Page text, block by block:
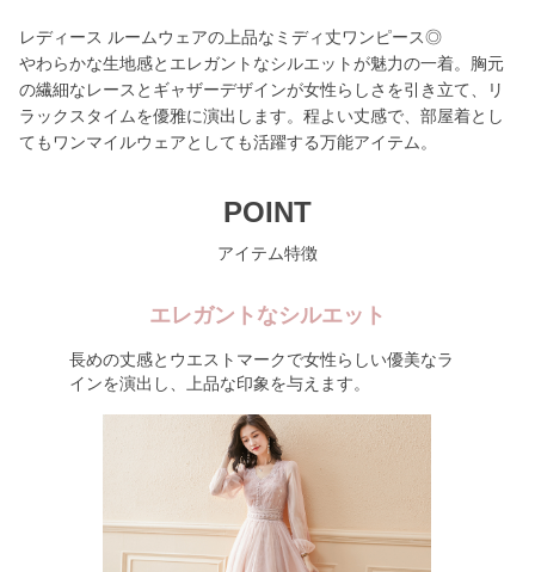
レディース ルームウェアの上品なミディ丈ワンピース◎
やわらかな生地感とエレガントなシルエットが魅力の一着。胸元
の繊細なレースとギャザーデザインが女性らしさを引き立て、リ
ラックスタイムを優雅に演出します。程よい丈感で、部屋着とし
てもワンマイルウェアとしても活躍する万能アイテム。
POINT
アイテム特徴
エレガントなシルエット
長めの丈感とウエストマークで女性らしい優美なラ
インを演出し、上品な印象を与えます。